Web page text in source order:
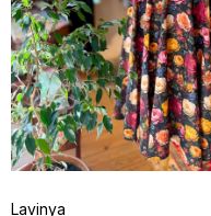
Lavinya